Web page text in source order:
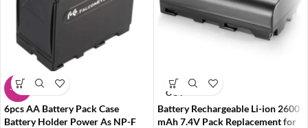
-32%
6pcs AA Battery Pack Case
Battery Holder Power As NP-F
SOLD
OUT
Battery Rechargeable Li-ion 2600
mAh 7.4V Pack Replacement for